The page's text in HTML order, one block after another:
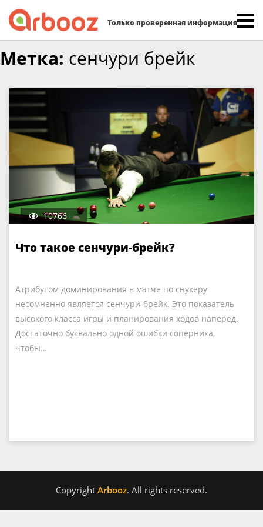
Только проверенная информация
to
Метка: сенчури брейк
10766
Что такое сенчури-брейк?
Атрибутом доминирования в матче по снукеру
несомненно является сенчури-брейк. Это показатель
высокого класса игры и планирования ходов наперед.
Достаточно буквально одной ошибки соперника,
чтобы…
Copyright Arbooz. All rights reserved.
Найти: